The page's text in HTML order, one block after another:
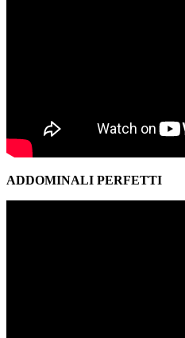
ADDOMINALI PERFETTI